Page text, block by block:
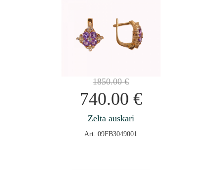
1850.00€
740.00 €
Zelta auskari
Art: 09FB3049001